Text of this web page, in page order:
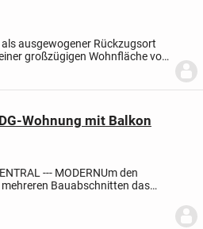
ausgewogener Rückzugsort
großzügigen Wohnfläche von
Wohnung mit Balkon
--- MODERNUm den
Bauabschnitten das